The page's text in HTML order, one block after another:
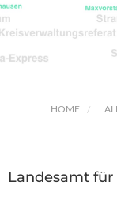
HOME
Landesamt für